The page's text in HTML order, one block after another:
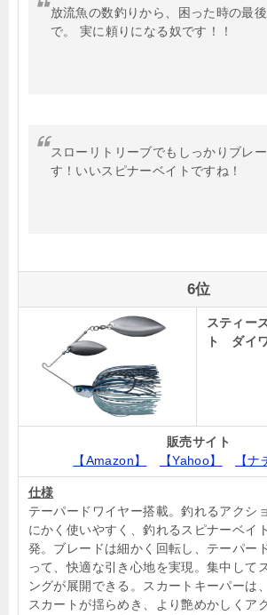
放流魚の数釣りから、困った時の最
で。 実に頼りになる奴です！！
スローリトリーブでもしっかりブレ
す！いいスピナーベイトですね！
6位
スティー
ト ダイ
販売サイト
【Amazon】
【Yahoo】 【ナ
仕様
テーパードワイヤー搭載。釣れるアクシ
にかく使いやすく、釣れるスピナーベイ
発。ブレードは細かく回転し、テーパー
って、快適な引き心地を実現。集中して
ングが展開できる。スカートキーパーは
スカートが揺らめき、より艶めかしくア